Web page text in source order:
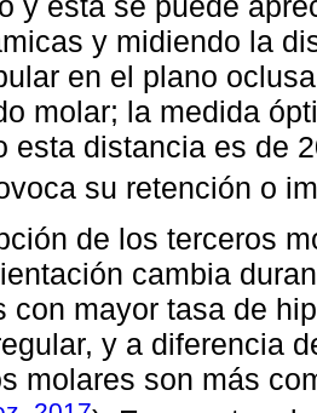
y midiendo la
en el plano
molar; la medida
esta distancia es de
su retención o
de los terceros
cambia
con mayor tasa de
y a diferencia
molares son más